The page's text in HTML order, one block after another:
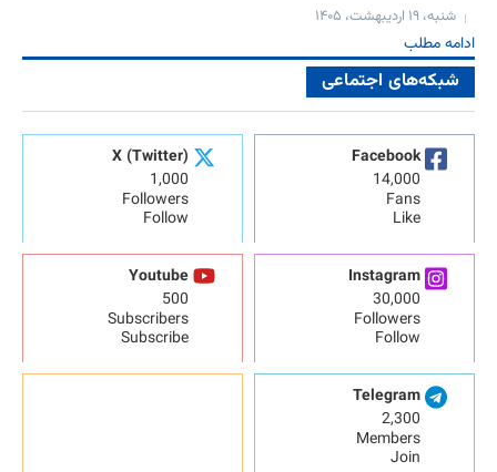
شنبه، ۱۹ اردیبهشت، ۱۴۰۵
ادامه مطلب
شبکه‌های اجتماعی
Facebook
14,000
Fans
Like
X (Twitter)
1,000
Followers
Follow
Instagram
30,000
Followers
Follow
Youtube
500
Subscribers
Subscribe
Telegram
2,300
Members
Join